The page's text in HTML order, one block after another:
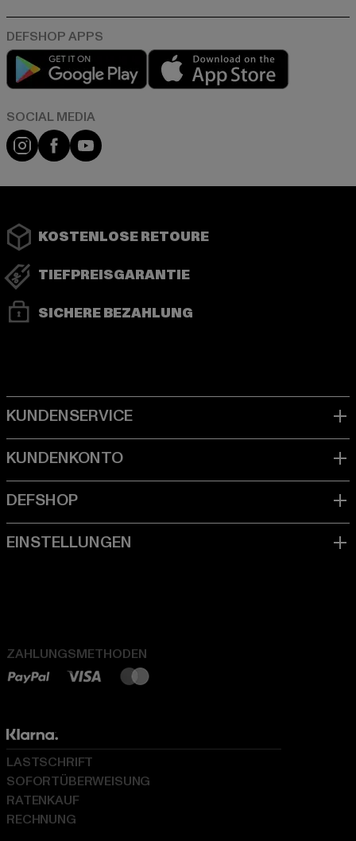
Play market
Instagram
FacebookYouTube
KOSTENLOSE RETOURE
TIEFPREISGARANTIE
SICHERE BEZAHLUNG
ZAHLUNGSMETHODEN
LASTSCHRIFT
SOFORTÜBERWEISUNG
RATENKAUF
RECHNUNG